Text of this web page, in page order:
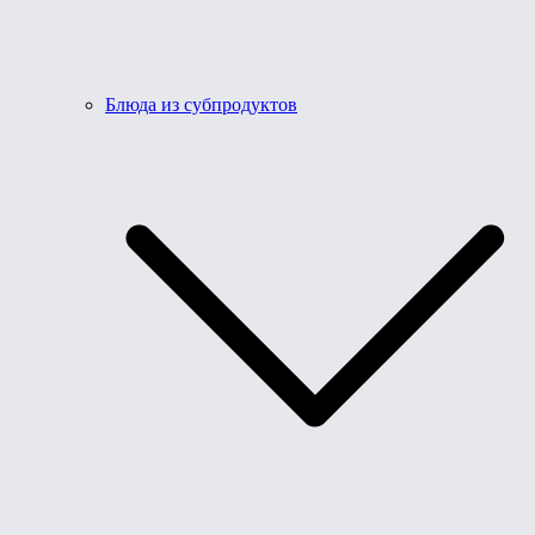
Блюда из субпродуктов